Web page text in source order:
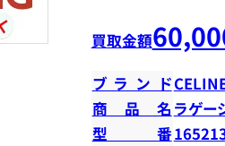
買取金額
ブランド
商品名 ラゲ
型番